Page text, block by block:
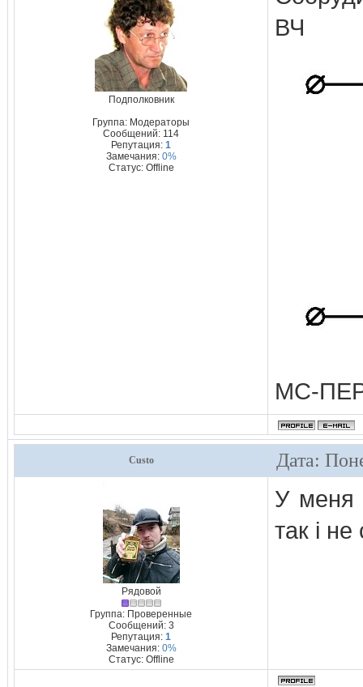
Подполковник
Группа: Модераторы
Сообщений: 114
Репутация: 1
Замечания: 0%
Статус: Offline
ВЧ
МС-
Custo Дата:
Рядовой
Группа: Проверенные
Сообщений: 3
Репутация: 1
Замечания: 0%
Статус: Offline
У меня
так і